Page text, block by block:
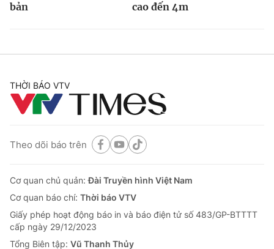
bản
cao đến 4m
THỜI BÁO VTV
Theo dõi báo trên
Cơ quan chủ quản:Đài Truyền hình Việt Nam
Cơ quan báo chí: Thời báo VTV
Giấy phép hoạt động báo in và báo điện tử số 483/GP-BTTTT
cấp ngày 29/12/2023
Tổng Biên tập: Vũ Thanh Thủy